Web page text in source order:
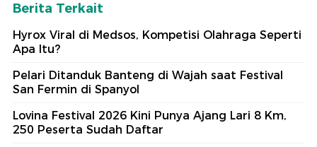
Berita Terkait
Hyrox Viral di Medsos, Kompetisi Olahraga Seperti
Apa Itu?
Pelari Ditanduk Banteng di Wajah saat Festival
San Fermin di Spanyol
Lovina Festival 2026 Kini Punya Ajang Lari 8 Km,
250 Peserta Sudah Daftar